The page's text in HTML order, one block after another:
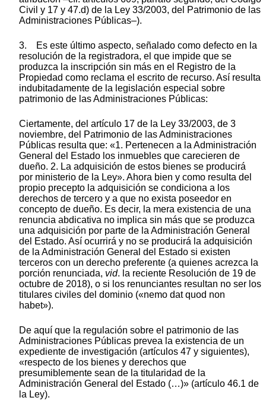
Civil y 17 y 47.d) de la Ley 33/2003, del Patrimonio de las
Administraciones Públicas–).
3. Es este último aspecto, señalado como defecto en la
resolución de la registradora, el que impide que se
produzca la inscripción sin más en el Registro de la
Propiedad como reclama el escrito de recurso. Así resulta
indubitadamente de la legislación especial sobre
patrimonio de las Administraciones Públicas:
Ciertamente, del artículo 17 de la Ley 33/2003, de 3
noviembre, del Patrimonio de las Administraciones
Públicas resulta que: «1. Pertenecen a la Administración
General del Estado los inmuebles que carecieren de
dueño. 2. La adquisición de estos bienes se producirá
por ministerio de la Ley». Ahora bien y como resulta del
propio precepto la adquisición se condiciona a los
derechos de tercero y a que no exista poseedor en
concepto de dueño. Es decir, la mera existencia de una
renuncia abdicativa no implica sin más que se produzca
una adquisición por parte de la Administración General
del Estado. Así ocurrirá y no se producirá la adquisición
de la Administración General del Estado si existen
terceros con un derecho preferente (a quienes acrezca la
porción renunciada, vid. la reciente Resolución de 19 de
octubre de 2018), o si los renunciantes resultan no ser los
titulares civiles del dominio («nemo dat quod non
habet»).
De aquí que la regulación sobre el patrimonio de las
Administraciones Públicas prevea la existencia de un
expediente de investigación (artículos 47 y siguientes),
«respecto de los bienes y derechos que
presumiblemente sean de la titularidad de la
Administración General del Estado (…)» (artículo 46.1 de
la Ley).